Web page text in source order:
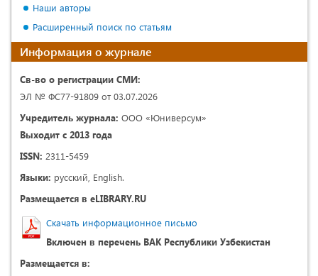
Наши авторы
Расширенный поиск по статьям
Информация о журнале
Св-во о регистрации СМИ:
ЭЛ № ФС77-91809 от 03.07.2026
Учредитель журнала: ООО «Юниверсум»
Выходит с 2013 года
ISSN: 2311-5459
Языки: русский, English.
Размещается в eLIBRARY.RU
Скачать информационное письмо
Включен в перечень ВАК Республики Узбекистан
Размещается в: